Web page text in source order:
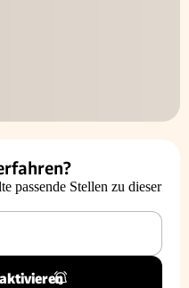
passende Stellen zu dieser